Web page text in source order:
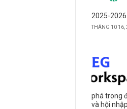
2025-2026
THÁNG 10 16,
phá trong
và hội